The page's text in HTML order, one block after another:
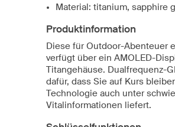
Material: titanium, sapphire
Produktinformation
Diese für Outdoor-Abenteuer
verfügt über ein AMOLED-
Titangehäuse. Dualfrequenz-
dafür, dass Sie auf Kurs
Technologie auch unter
Vitalinformationen liefert.